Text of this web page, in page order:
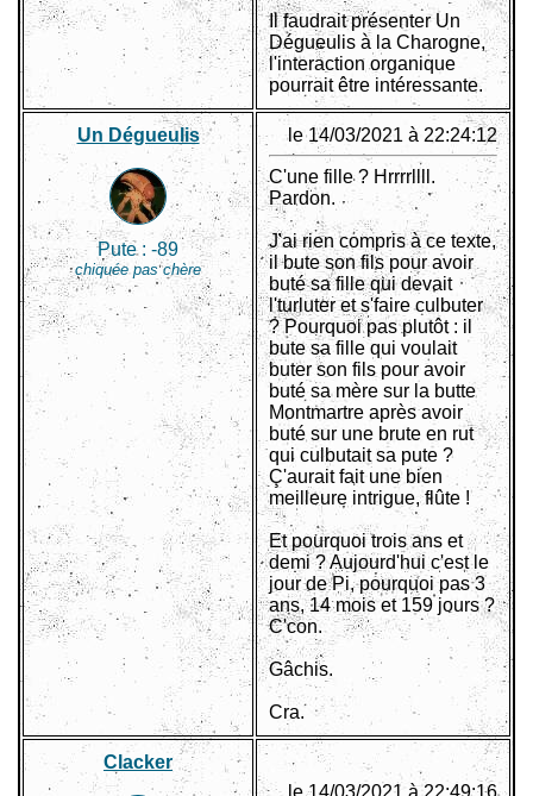
Il faudrait présenter Un
Dégueulis à la Charogne,
l'interaction organique
pourrait être intéressante.
Un Dégueulis
Pute : -89
chiquée pas chère
le 14/03/2021 à 22:24:12
C'une fille ? Hrrrrllll.
Pardon.
J'ai rien compris à ce texte,
il bute son fils pour avoir
buté sa fille qui devait
l'turluter et s'faire culbuter
? Pourquoi pas plutôt : il
bute sa fille qui voulait
buter son fils pour avoir
buté sa mère sur la butte
Montmartre après avoir
buté sur une brute en rut
qui culbutait sa pute ?
Ç'aurait fait une bien
meilleure intrigue, flûte !
Et pourquoi trois ans et
demi ? Aujourd'hui c'est le
jour de Pi, pourquoi pas 3
ans, 14 mois et 159 jours ?
C'con.
Gâchis.
Cra.
Clacker
le 14/03/2021 à 22:49:16